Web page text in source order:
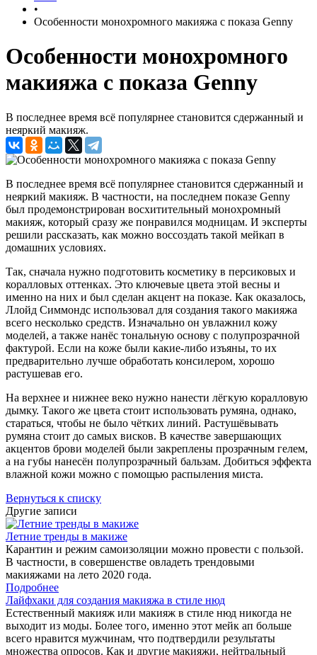
•
Особенности монохромного макияжа с показа Genny
Особенности монохромного
макияжа с показа Genny
В последнее время всё популярнее становится сдержанный и
неяркий макияж.
В последнее время всё популярнее становится сдержанный и
неяркий макияж. В частности, на последнем показе Genny
был продемонстрирован восхитительный монохромный
макияж, который сразу же понравился модницам. И эксперты
решили рассказать, как можно воссоздать такой мейкап в
домашних условиях.
Так, сначала нужно подготовить косметику в персиковых и
коралловых оттенках. Это ключевые цвета этой весны и
именно на них и был сделан акцент на показе. Как оказалось,
Ллойд Симмондс использовал для создания такого макияжа
всего несколько средств. Изначально он увлажнил кожу
моделей, а также нанёс тональную основу с полупрозрачной
фактурой. Если на коже были какие-либо изъяны, то их
предварительно лучше обработать консилером, хорошо
растушевав его.
На верхнее и нижнее веко нужно нанести лёгкую коралловую
дымку. Такого же цвета стоит использовать румяна, однако,
стараться, чтобы не было чётких линий. Растушёвывать
румяна стоит до самых висков. В качестве завершающих
акцентов брови моделей были закреплены прозрачным гелем,
а на губы нанесён полупрозрачный бальзам. Добиться эффекта
влажной кожи можно с помощью распыления миста.
Вернуться к списку
Другие записи
Летние тренды в макиже
Карантин и режим самоизоляции можно провести с пользой.
В частности, в совершенстве овладеть трендовыми
макияжами на лето 2020 года.
Подробнее
Лайфхаки для создания макияжа в стиле нюд
Естественный макияж или макияж в стиле нюд никогда не
выходит из моды. Более того, именно этот мейк ап больше
всего нравится мужчинам, что подтвердили результаты
множества опросов. Как и другие макияжи, нейтральный